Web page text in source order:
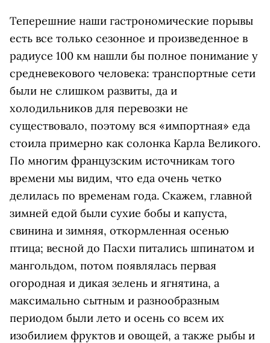
Теперешние наши гастрономические порывы
есть все только сезонное и произведенное в
радиусе 100 км нашли бы полное понимание у
средневекового человека: транспортные сети
были не слишком развиты, да и
холодильников для перевозки не
существовало, поэтому вся «импортная» еда
стоила примерно как солонка Карла Великого.
По многим французским источникам того
времени мы видим, что еда очень четко
делилась по временам года. Скажем, главной
зимней едой были сухие бобы и капуста,
свинина и зимняя, откормленная осенью
птица; весной до Пасхи питались шпинатом и
мангольдом, потом появлялась первая
огородная и дикая зелень и ягнятина, а
максимально сытным и разнообразным
периодом были лето и осень со всем их
изобилием фруктов и овощей, а также рыбы и